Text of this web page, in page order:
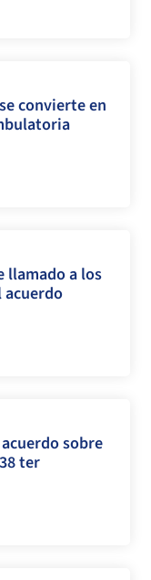
convierte en
llamado a los
acuerdo
sobre
ter